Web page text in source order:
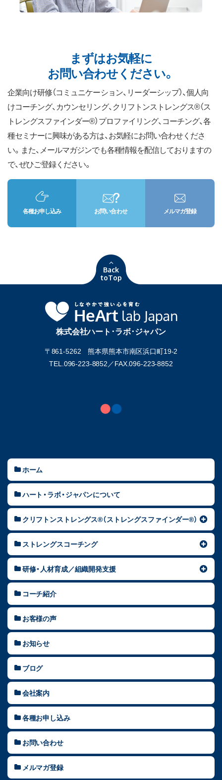
まずはお気軽に
お問い合わせください。
企業向け研修（コミュニケーション、リーダーシップ）、個人向
けコーチング、カウンセリング、クリフトンストレングス®（ス
トレングスファインダー®）プロファイリング、コーチング、各
種セミナーに興味がある方は、お気軽にお問い合わせくださ
い。また、メールマガジンでも各種情報を配信しておりますの
で、ぜひご登録ください。
各種お申し込み お問い合わせ メルマガ登録
Back
toTop
株式会社ハート･ラボ･ジャパン
〒861-5262 熊本県熊本市南区浜口町19-2
TEL.096-223-8852／FAX.096-223-8852
ホーム
ハート・ラボ・ジャパンについて
クリフトンストレングス®（ストレングスファインダー®）
ストレングスコーチング
研修・人材育成／組織開発支援
コーチ紹介
お客様の声
お知らせ
ブログ
会社案内
各種お申し込み
お問い合わせ
メルマガ登録